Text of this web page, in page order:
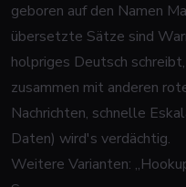
geboren auf den Namen
übersetzte Sätze sind
holpriges Deutsch
zusammen mit anderen
Nachrichten, schnelle
Daten) wird's verdächtig.
Weitere Varianten: